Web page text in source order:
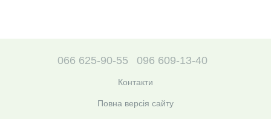
066 625-90-55 096 609-13-40
Контакти
Повна версія сайту